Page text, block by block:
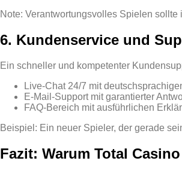
Note: Verantwortungsvolles Spielen
6. Kundenservice und
Ein schneller und kompetenter
Live‑Chat 24/7 mit
E‑Mail‑Support mit garantierter
FAQ‑Bereich mit ausführlichen
Beispiel: Ein neuer Spieler, der gerade
Fazit: Warum Total